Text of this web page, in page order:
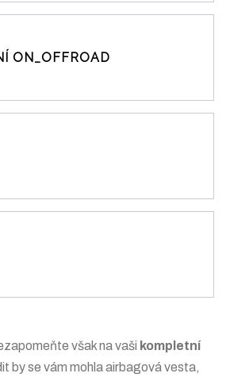
ON_OFFROAD
však na vaši kompletní
by se vám mohlaairbagová vesta,